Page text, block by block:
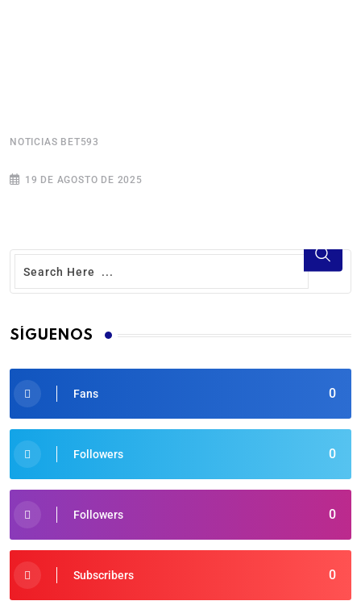
NOTICIAS BET593
19 DE AGOSTO DE 2025
SÍGUENOS
0
Fans
0
Followers
0
Followers
0
Subscribers